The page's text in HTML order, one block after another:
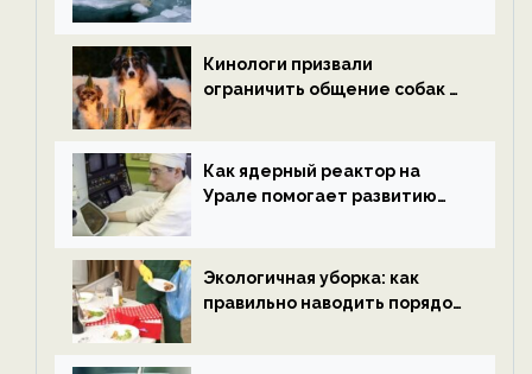
ECOportal
Кинологи призвали
ограничить общение собак с
ECOportal
Как ядерный реактор на
Урале помогает развитию
ECOportal
Экологичная уборка: как
правильно наводить порядок